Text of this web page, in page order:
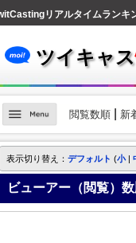
リアルタイムランキ
ツイキャス
閲覧数順| 新
表示切り替え： デフォルト (小|
ビューアー（閲覧）